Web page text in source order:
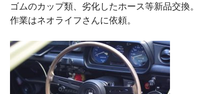
ゴムのカップ類、劣化したホース等新品交換。
作業はネオライフさんに依頼。